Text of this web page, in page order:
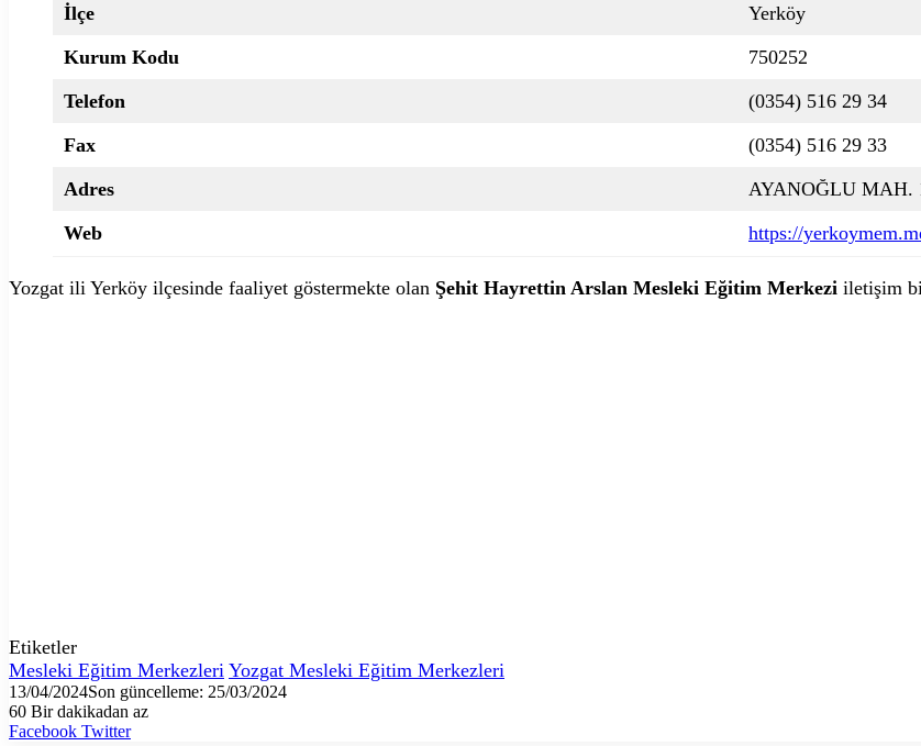
İlçe
Yerköy
Kurum Kodu
750252
Telefon
(0354) 516 29 34
Fax
(0354) 516 29 33
Adres
AYANOĞLU MAH.
Web
https://
Yozgat ili Yerköy ilçesinde faaliyet göstermekte olan Şehit Hayrettin Arslan Mesleki Eğitim Merkezi iletişim
Etiketler
Mesleki Eğitim Merkezleri Yozgat Mesleki Eğitim Merkezleri
13/04/2024Son güncelleme: 25/03/2024
60 Bir dakikadan az
Facebook TwitterLinkedIn
Tumblr
Pinterest
Reddit
VKontakte
E-
Yazdır